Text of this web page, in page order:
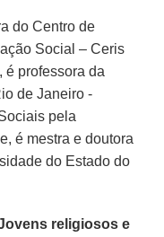
do Centro de
Social – Ceris
é professora da
de Janeiro -
pela
é mestra e doutora
do Estado do
religiosos e